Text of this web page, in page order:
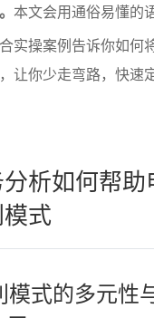
本文会用通俗易懂的
实操案例告诉你如何
让你少走弯路，快速
析如何帮助
式
模式的多元性